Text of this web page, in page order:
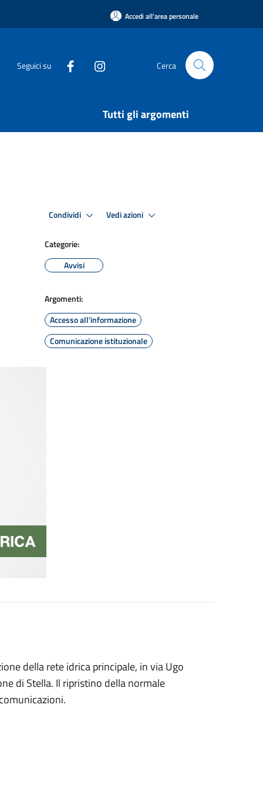
Accedi all'area personale
Seguici su Cerca
Tutti gli argomenti
Condividi Vedi azioni
Categorie:
Avvisi
Argomenti:
Accesso all'informazione
Comunicazione istituzionale
della rete idrica principale, in via Ugo
di Stella. Il ripristino della normale